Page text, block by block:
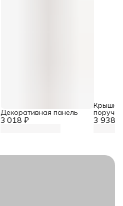
3 018 ₽
Декоративная панель
3 938 ₽
Крышка